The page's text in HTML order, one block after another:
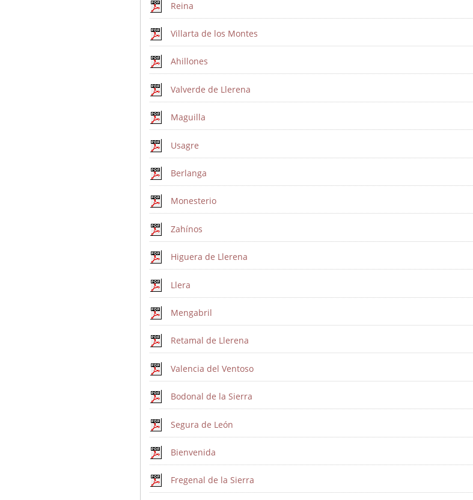
Reina
Villarta de los Montes
Ahillones
Valverde de Llerena
Maguilla
Usagre
Berlanga
Monesterio
Zahínos
Higuera de Llerena
Llera
Mengabril
Retamal de Llerena
Valencia del Ventoso
Bodonal de la Sierra
Segura de León
Bienvenida
Fregenal de la Sierra